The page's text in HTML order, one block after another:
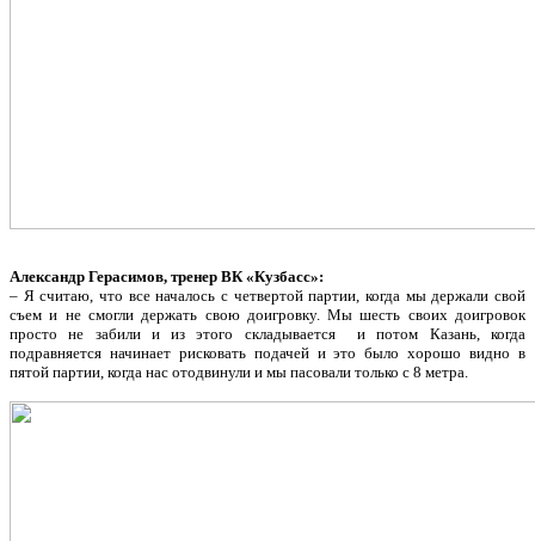
Александр Герасимов, тренер ВК «Кузбасс»:
– Я считаю, что все началось с четвертой партии, когда мы держали свой
съем и не смогли держать свою доигровку. Мы шесть своих доигровок
просто не забили и из этого складывается и потом Казань, когда
подравняется начинает рисковать подачей и это было хорошо видно в
пятой партии, когда нас отодвинули и мы пасовали только с 8 метра.